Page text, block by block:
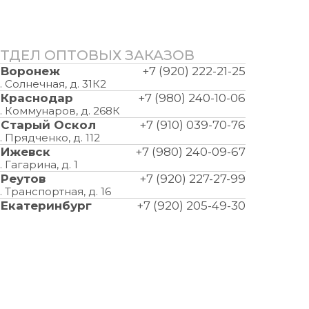
ОПТОВЫХ ЗАКАЗОВ
Воронеж
Солнечная, д. 31К2
+7 (920) 222-21-25
Краснодар
Коммунаров, д. 268К
+7 (980) 240-10-06
Старый Оскол
Прядченко, д. 112
+7 (910) 039-70-76
Ижевск
Гагарина, д. 1
+7 (980) 240-09-67
Реутов
Транспортная, д. 16
+7 (920) 227-27-99
Екатеринбург
+7 (920) 205-49-30